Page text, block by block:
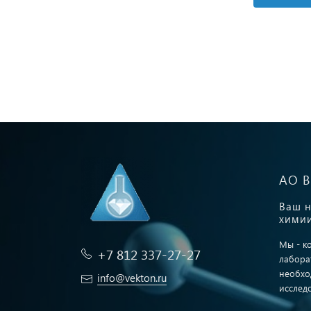
+7 812 337-27-27
info@vekton.ru
АО
Ваш
Мы -